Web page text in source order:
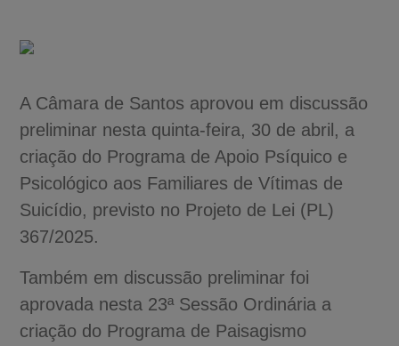
A Câmara de Santos aprovou em discussão
preliminar nesta quinta-feira, 30 de abril, a
criação do Programa de Apoio Psíquico e
Psicológico aos Familiares de Vítimas de
Suicídio, previsto no Projeto de Lei (PL)
367/2025.
Também em discussão preliminar foi
aprovada nesta 23ª Sessão Ordinária a
criação do Programa de Paisagismo